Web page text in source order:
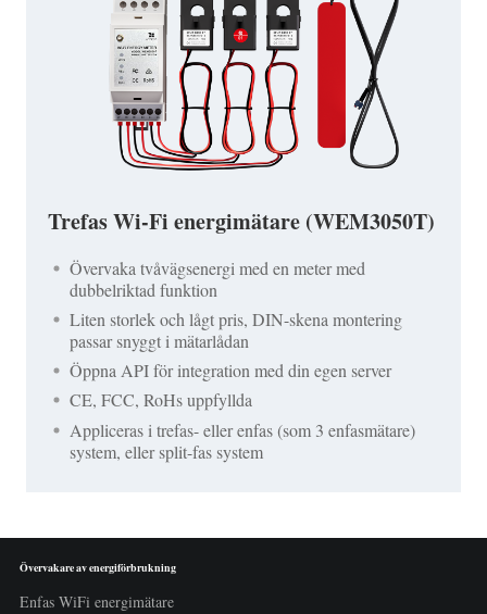
Trefas Wi-Fi energimätare (WEM3050T)
Övervaka tvåvägsenergi med en meter med
dubbelriktad funktion
Liten storlek och lågt pris, DIN-skena montering
passar snyggt i mätarlådan
Öppna API för integration med din egen server
CE, FCC, RoHs uppfyllda
Appliceras i trefas- eller enfas (som 3 enfasmätare)
system, eller split-fas system
Övervakare av energiförbrukning
Enfas WiFi energimätare